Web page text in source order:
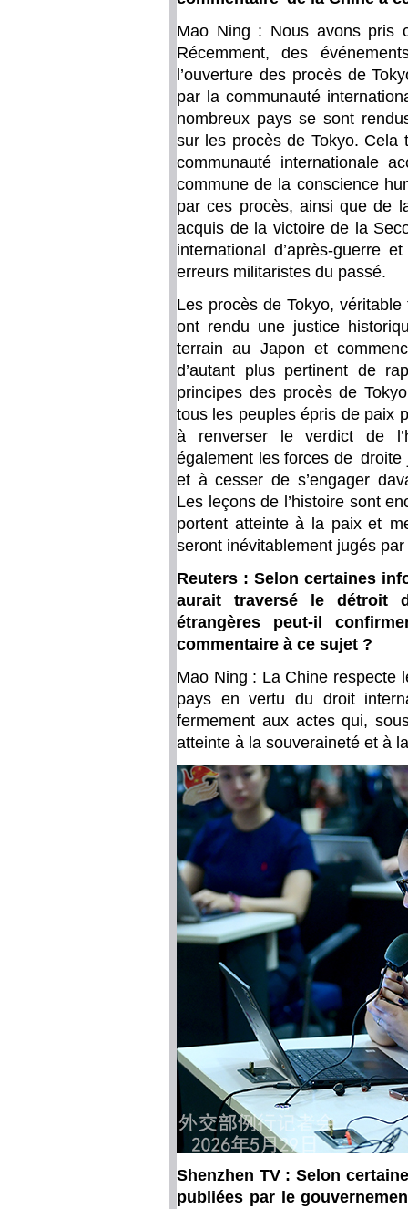
Mao Ning : Nous avons pris
Récemment, des
l’ouverture des procès de
par la communauté
nombreux pays se sont
sur les procès de Tokyo. Cela
communauté internationale
commune de la conscience
par ces procès, ainsi que de
acquis de la victoire de la
international d’après-guerre
erreurs militaristes du passé.
Les procès de Tokyo,
ont rendu une justice
terrain au Japon et
d’autant plus pertinent de
principes des procès de
tous les peuples épris de paix
à renverser le verdict de
également les forces de
et à cesser de s’engager
Les leçons de l’histoire sont
portent atteinte à la paix et
seront inévitablement jugés
Reuters : Selon certaines
aurait traversé le détroit
étrangères peut-il
commentaire à ce sujet ?
Mao Ning : La Chine respecte
pays en vertu du droit
fermement aux actes qui,
atteinte à la souveraineté et à
Shenzhen TV : Selon
publiées par le